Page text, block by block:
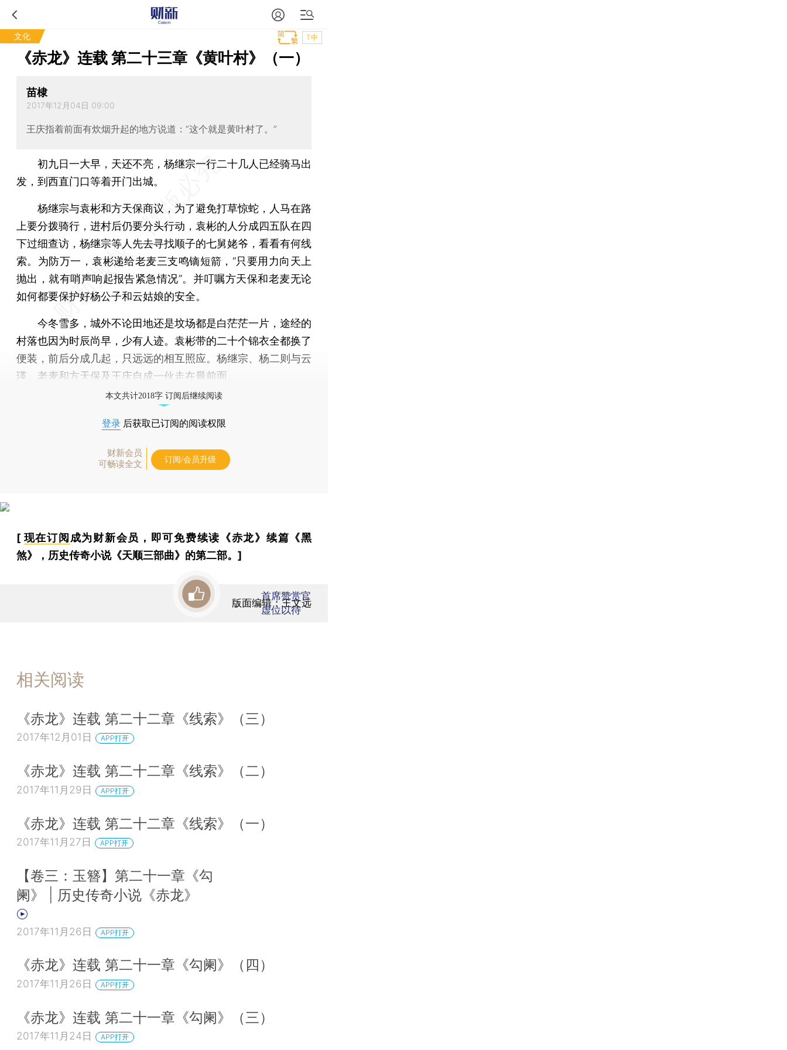
文化 T中
《赤龙》连载 第二十三章《黄叶村》（一）
苗棣
2017年12月04日 09:00
王庆指着前面有炊烟升起的地方说道：“这个就是黄叶村了。”
初九日一大早，天还不亮，杨继宗一行二十几人已经骑马出
发，到西直门口等着开门出城。
杨继宗与袁彬和方天保商议，为了避免打草惊蛇，人马在路
上要分拨骑行，进村后仍要分头行动，袁彬的人分成四五队在四
下过细查访，杨继宗等人先去寻找顺子的七舅姥爷，看看有何线
索。为防万一，袁彬递给老麦三支鸣镝短箭，“只要用力向天上
抛出，就有哨声响起报告紧急情况”。并叮嘱方天保和老麦无论
如何都要保护好杨公子和云姑娘的安全。
今冬雪多，城外不论田地还是坟场都是白茫茫一片，途经的
村落也因为时辰尚早，少有人迹。袁彬带的二十个锦衣全都换了
便装，前后分成几起，只远远的相互照应。杨继宗、杨二则与云
瑛、老麦和方天保及王庆自成一伙走在最前面。
本文共计2018字 订阅后继续阅读
登录 后获取已订阅的阅读权限
财新会员
可畅读全文
订阅/会员升级
[ 现在订阅成为财新会员，即可免费续读《赤龙》续篇《黑
煞》，历史传奇小说《天顺三部曲》的第二部。]
版面编辑：王文远
首席赞赏官
虚位以待
相关阅读
《赤龙》连载 第二十二章《线索》（三）
2017年12月01日 APP打开
《赤龙》连载 第二十二章《线索》（二）
2017年11月29日 APP打开
《赤龙》连载 第二十二章《线索》（一）
2017年11月27日 APP打开
【卷三：玉簪】第二十一章《勾
阑》 | 历史传奇小说《赤龙》
2017年11月26日 APP打开
《赤龙》连载 第二十一章《勾阑》（四）
2017年11月26日 APP打开
《赤龙》连载 第二十一章《勾阑》（三）
2017年11月24日 APP打开